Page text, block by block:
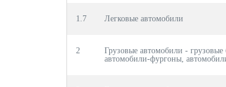
1.7 Легковые автомобили
2
Грузовые автомобили -
автомобили-фургоны,